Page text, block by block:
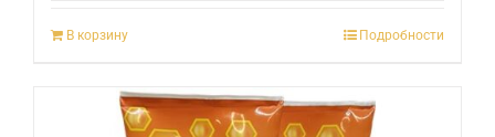
В корзину Подробности